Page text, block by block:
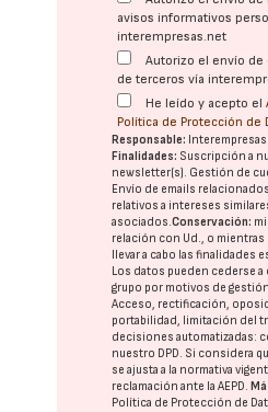
avisos informativos
interempresas.net
Autorizo el envío
de terceros vía
He leído y acepto el
Política de Protección de
Responsable:
Finalidades: Suscripción a
newsletter(s). Gestión de
Envío de emails
relativos a intereses
asociados.Conservación:
relación con Ud., o mientras
llevar a cabo las finalidades
Los datos pueden cederse a
grupo por motivos de
Acceso, rectificación,
portabilidad, limitación del
decisiones automatizadas:
nuestro DPD. Si considera
se ajusta a la normativa
reclamación ante laAEPD.
Política de Protección de